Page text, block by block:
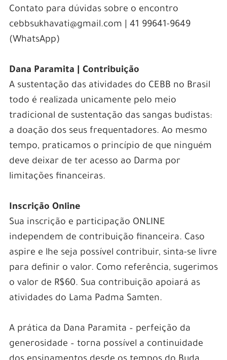
Contato para dúvidas sobre o encontro
cebbsukhavati@gmail.com | 41 99641-9649
(WhatsApp)
Dana Paramita | Contribuição
A sustentação das atividades do CEBB no Brasil
todo é realizada unicamente pelo meio
tradicional de sustentação das sangas budistas:
a doação dos seus frequentadores. Ao mesmo
tempo, praticamos o princípio de que ninguém
deve deixar de ter acesso ao Darma por
limitações financeiras.
Inscrição Online
Sua inscrição e participação ONLINE
independem de contribuição financeira. Caso
aspire e lhe seja possível contribuir, sinta-se livre
para definir o valor. Como referência, sugerimos
o valor de R$60. Sua contribuição apoiará as
atividades do Lama Padma Samten.
A prática da Dana Paramita – perfeição da
generosidade – torna possível a continuidade